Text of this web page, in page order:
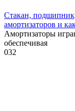
Стакан,
амортизаторов и
Амортизаторы
обеспечивая
032